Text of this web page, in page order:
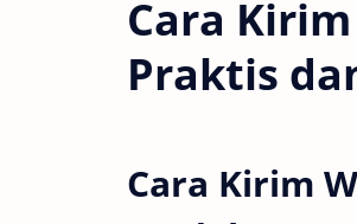
Cara
Praktis
Cara Kirim